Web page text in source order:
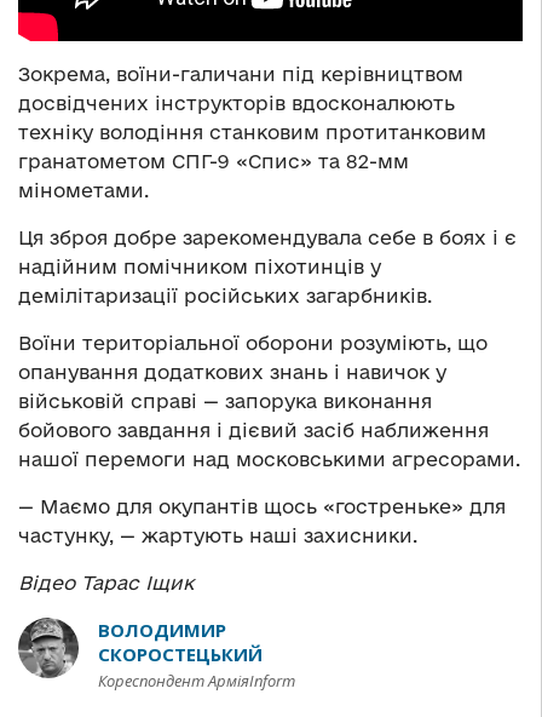
Зокрема, воїни-галичани під керівництвом
досвідчених інструкторів вдосконалюють
техніку володіння станковим протитанковим
гранатометом СПГ-9 «Спис» та 82-мм
мінометами.
Ця зброя добре зарекомендувала себе в боях і є
надійним помічником піхотинців у
демілітаризації російських загарбників.
Воїни територіальної оборони розуміють, що
опанування додаткових знань і навичок у
військовій справі — запорука виконання
бойового завдання і дієвий засіб наближення
нашої перемоги над московськими агресорами.
— Маємо для окупантів щось «гостреньке» для
частунку, — жартують наші захисники.
Відео Тарас Іщик
ВОЛОДИМИР
СКОРОСТЕЦЬКИЙ
Кореспондент АрміяInform